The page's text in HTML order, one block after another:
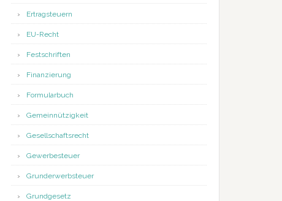
Ertragsteuern
EU-Recht
Festschriften
Finanzierung
Formularbuch
Gemeinnützigkeit
Gesellschaftsrecht
Gewerbesteuer
Grunderwerbsteuer
Grundgesetz